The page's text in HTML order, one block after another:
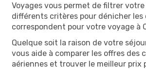
Voyages vous permet de filtrer
différents critères pour dénicher les
correspondent pour votre voyage à
Quelque soit la raison de votre
vous aide à comparer les offres des
aériennes et trouver le meilleur prix